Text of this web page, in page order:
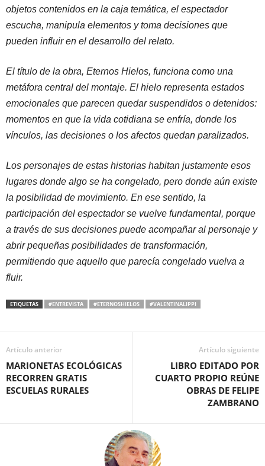
objetos contenidos en la caja temática, el espectador
escucha, manipula elementos y toma decisiones que
pueden influir en el desarrollo del relato.
El título de la obra, Eternos Hielos, funciona como una
metáfora central del montaje. El hielo representa estados
emocionales que parecen quedar suspendidos o detenidos:
momentos en que la vida cotidiana se enfría, donde los
vínculos, las decisiones o los afectos quedan paralizados.
Los personajes de estas historias habitan justamente esos
lugares donde algo se ha congelado, pero donde aún existe
la posibilidad de movimiento. En ese sentido, la
participación del espectador se vuelve fundamental, porque
a través de sus decisiones puede acompañar al personaje y
abrir pequeñas posibilidades de transformación,
permitiendo que aquello que parecía congelado vuelva a
fluir.
ETIQUETAS #ENTREVISTA #ETERNOSHIELOS #VALENTINALIPPI
Artículo anterior
MARIONETAS ECOLÓGICAS
RECORREN GRATIS
ESCUELAS RURALES
Artículo siguiente
LIBRO EDITADO POR
CUARTO PROPIO REÚNE
OBRAS DE FELIPE
ZAMBRANO